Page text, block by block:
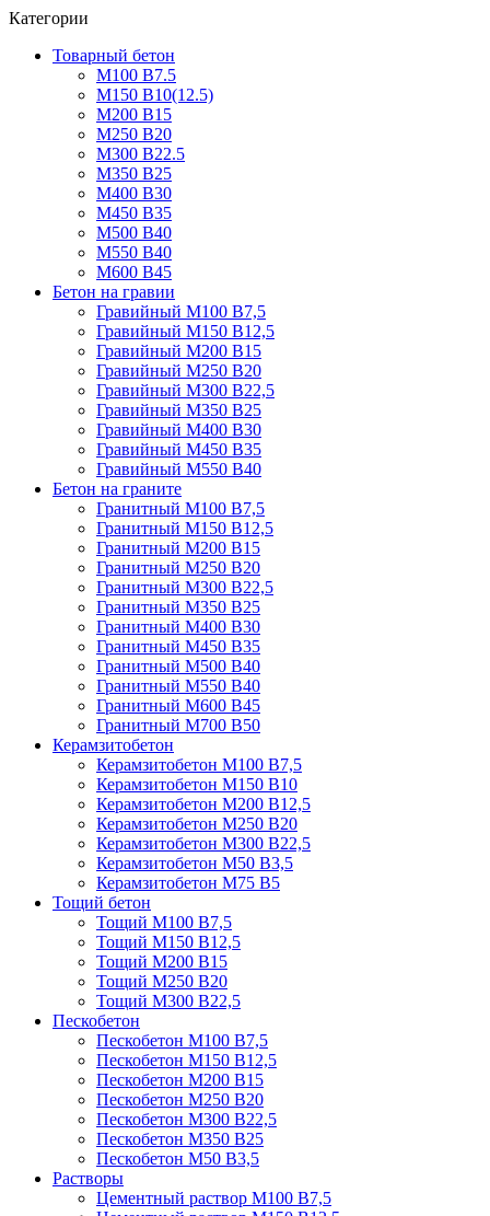
Категории
Товарный бетон
М100 В7.5
М150 В10(12.5)
М200 В15
М250 В20
М300 В22.5
М350 В25
М400 В30
М450 В35
М500 В40
М550 В40
М600 В45
Бетон на гравии
Гравийный М100 В7,5
Гравийный М150 В12,5
Гравийный М200 В15
Гравийный М250 В20
Гравийный М300 В22,5
Гравийный М350 В25
Гравийный М400 В30
Гравийный М450 В35
Гравийный М550 В40
Бетон на граните
Гранитный М100 В7,5
Гранитный М150 В12,5
Гранитный М200 В15
Гранитный М250 В20
Гранитный М300 В22,5
Гранитный М350 В25
Гранитный М400 В30
Гранитный М450 В35
Гранитный М500 В40
Гранитный М550 В40
Гранитный М600 В45
Гранитный М700 В50
Керамзитобетон
Керамзитобетон М100 В7,5
Керамзитобетон М150 В10
Керамзитобетон М200 В12,5
Керамзитобетон М250 В20
Керамзитобетон М300 В22,5
Керамзитобетон М50 В3,5
Керамзитобетон М75 В5
Тощий бетон
Тощий М100 В7,5
Тощий М150 В12,5
Тощий М200 В15
Тощий М250 В20
Тощий М300 В22,5
Пескобетон
Пескобетон М100 В7,5
Пескобетон М150 В12,5
Пескобетон М200 В15
Пескобетон М250 В20
Пескобетон М300 В22,5
Пескобетон М350 В25
Пескобетон М50 В3,5
Растворы
Цементный раствор М100 В7,5